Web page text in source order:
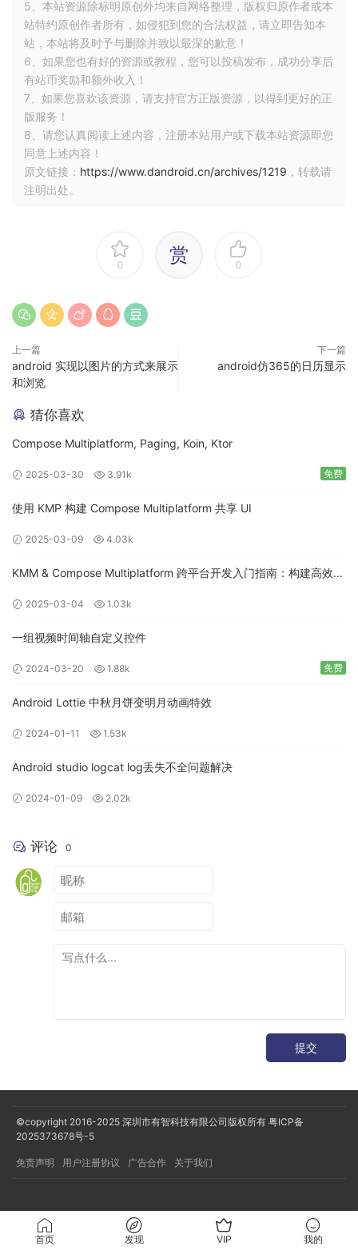
5、本站资源除标明原创外均来自网络整理，版权归原作者或本
站特约原创作者所有，如侵犯到您的合法权益，请立即告知本
站，本站将及时予与删除并致以最深的歉意！
6、如果您也有好的资源或教程，您可以投稿发布，成功分享后
有站币奖励和额外收入！
7、如果您喜欢该资源，请支持官方正版资源，以得到更好的正
版服务！
8、请您认真阅读上述内容，注册本站用户或下载本站资源即您
同意上述内容！
原文链接： https://www.dandroid.cn/archives/1219 ，转载请
注明出处。
0 赏 0
上一篇
android 实现以图片的方式来展示
和浏览
下一篇
android仿365的日历显示
猜你喜欢
Compose Multiplatform, Paging, Koin, Ktor
2025-03-30 3.91k 免费
使用 KMP 构建 Compose Multiplatform 共享 UI
2025-03-09 4.03k
KMM & Compose Multiplatform 跨平台开发入门指南：构建高效的
2025-03-04 1.03k
一组视频时间轴自定义控件
2024-03-20 1.88k 免费
Android Lottie 中秋月饼变明月动画特效
2024-01-11 1.53k
Android studio logcat log丢失不全问题解决
2024-01-09 2.02k
评论 0
提交
©copyright 2016-2025 深圳市有智科技有限公司版权所有 粤ICP备
2025373678号-5
免责声明 用户注册协议 广告合作 关于我们
首页 发现 VIP 我的